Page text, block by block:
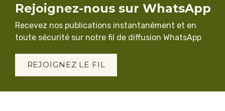
Rejoignez-nous sur WhatsApp
Recevez nos publications instantanément et en
toute sécurité sur notre fil de diffusion WhatsApp
REJOIGNEZ LE FIL